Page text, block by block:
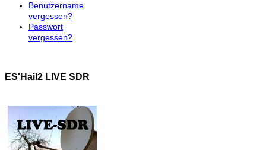
Benutzername
vergessen?
Passwort
vergessen?
ES'Hail2 LIVE SDR